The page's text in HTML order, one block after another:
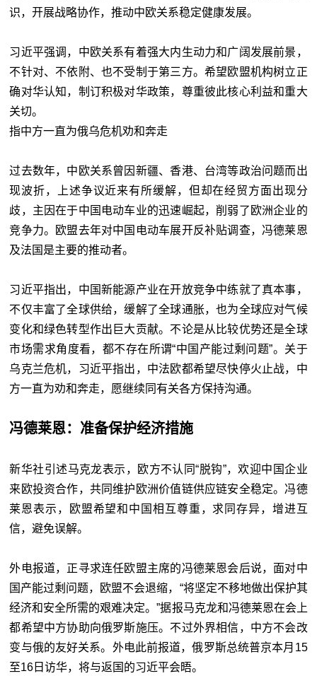
识，开展战略协作，推动中欧关系稳定健康发展。
习近平强调，中欧关系有着强大内生动力和广阔发展前景，
不针对、不依附、也不受制于第三方。希望欧盟机构树立正
确对华认知，制订积极对华政策，尊重彼此核心利益和重大
关切。
指中方一直为俄乌危机劝和奔走
过去数年，中欧关系曾因新疆、香港、台湾等政治问题而出
现波折，上述争议近来有所缓解，但却在经贸方面出现分
歧，主因在于中国电动车业的迅速崛起，削弱了欧洲企业的
竞争力。欧盟去年对中国电动车展开反补贴调查，冯德莱恩
及法国是主要的推动者。
习近平指出，中国新能源产业在开放竞争中练就了真本事，
不仅丰富了全球供给，缓解了全球通胀，也为全球应对气候
变化和绿色转型作出巨大贡献。不论是从比较优势还是全球
市场需求角度看，都不存在所谓“中国产能过剩问题”。关于
乌克兰危机，习近平指出，中法欧都希望尽快停火止战，中
方一直为劝和奔走，愿继续同有关各方保持沟通。
冯德莱恩：准备保护经济措施
新华社引述马克龙表示，欧方不认同“脱钩”，欢迎中国企业
来欧投资合作，共同维护欧洲价值链供应链安全稳定。冯德
莱恩表示，欧盟希望和中国相互尊重，求同存异，增进互
信，避免误解。
外电报道，正寻求连任欧盟主席的冯德莱恩会后说，面对中
国产能过剩问题，欧盟不会退缩，“将坚定不移地做出保护其
经济和安全所需的艰难决定。”据报马克龙和冯德莱恩在会上
都希望中方协助向俄罗斯施压。不过外界相信，中方不会改
变与俄的友好关系。外电此前报道，俄罗斯总统普京本月15
至16日访华，将与返国的习近平会晤。